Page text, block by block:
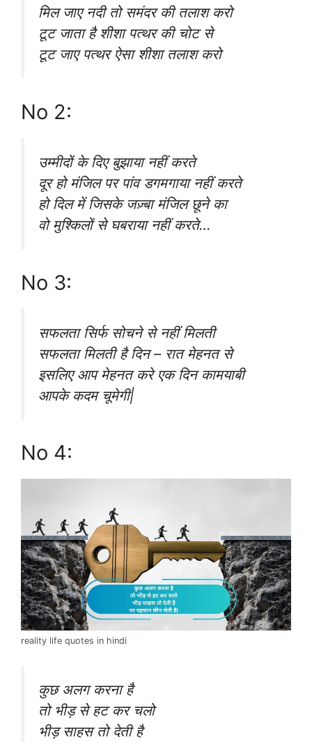
मिल जाए नदी तो समंदर की तलाश करो
टूट जाता है शीशा पत्थर की चोट से
टूट जाए पत्थर ऐसा शीशा तलाश करो
No 2:
उम्मीदों के दिए बुझाया नहीं करते
दूर हो मंजिल पर पांव डगमगाया नहीं करते
हो दिल में जिसके जज़्बा मंजिल छूने का
वो मुश्किलों से घबराया नहीं करते…
No 3:
सफलता सिर्फ सोचने से नहीं मिलती
सफलता मिलती है दिन – रात मेहनत से
इसलिए आप मेहनत करे एक दिन कामयाबी
आपके कदम चूमेगी|
No 4:
reality life quotes in hindi
कुछ अलग करना है
तो भीड़ से हट कर चलो
भीड़ साहस तो देती है